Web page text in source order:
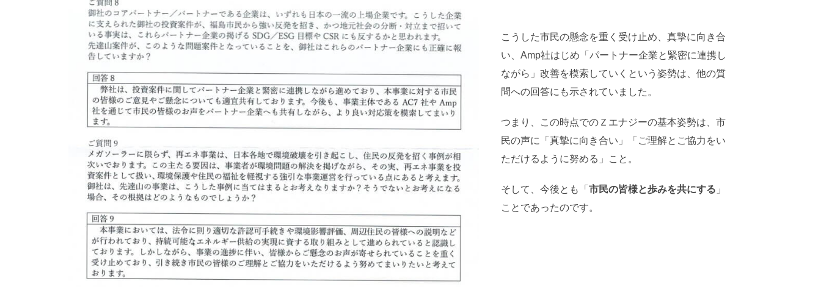
こうした市民の懸念を重く受け止め、真摯に向き合
い、Amp社はじめ「パートナー企業と緊密に連携し
ながら」改善を模索していくという姿勢は、他の質
問への回答にも示されていました。
つまり、この時点でのＺエナジーの基本姿勢は、市
民の声に「真摯に向き合い」「ご理解とご協力をい
ただけるように努める」こと。
そして、今後とも「 市民の皆様と歩みを共にする 」
ことであったのです。